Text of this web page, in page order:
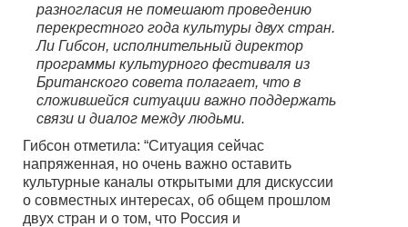
разногласия не помешают проведению
перекрестного года культуры двух стран.
Ли Гибсон, исполнительный директор
программы культурного фестиваля из
Британского совета полагает, что в
сложившейся ситуации важно поддержать
связи и диалог между людьми.
Гибсон отметила: “Ситуация сейчас
напряженная, но очень важно оставить
культурные каналы открытыми для дискуссии
о совместных интересах, об общем прошлом
двух стран и о том, что Россия и